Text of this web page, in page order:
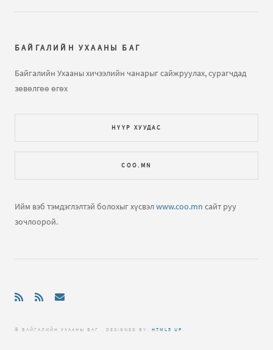
Далайн татралт түрэлт Зочин:
ч харагдахгүй байна
Газарзүйн хичээл "Газарзүйн зургийн тусгаг,
бичлэгт Зочин:Bi hicheelee hiih gsn
yma tgd ta nda gajiltiin tuhai tailbar oruuld ogooch
ЕШ-ФИЗИК 2009 В2 хувилбар хариутайгаабичлэгт
Нар хиртэлт гэж юу юм бол?
БАЙГАЛИЙН УХААНЫ БАГ
Байгалийн Ухааны хичээлийн чанарыг сайжруулах, сурагчдад
зөвөлгөө өгөх
НҮҮР ХУУДАС
COO.MN
Ийм вэб тэмдэглэлтэй болохыг хүсвэлwww.coo.mn сайт руу
зочлоорой.
© БАЙГАЛИЙН УХААНЫ БАГ . DЕSIGNED BY: HTML5 UP .